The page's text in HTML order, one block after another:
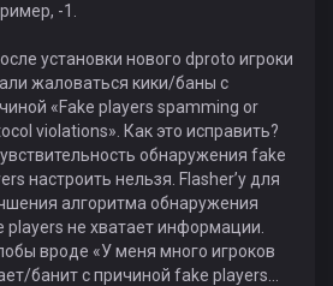
-1.
установки нового dproto игроки
жаловаться кики/баны с
«Fake players spamming or
violations». Как это исправить?
обнаружения fake
настроить нельзя. Flasher’у для
алгоритма обнаружения
players не хватает информации.
вроде «У меня много игроков
банит с причиной fake players…